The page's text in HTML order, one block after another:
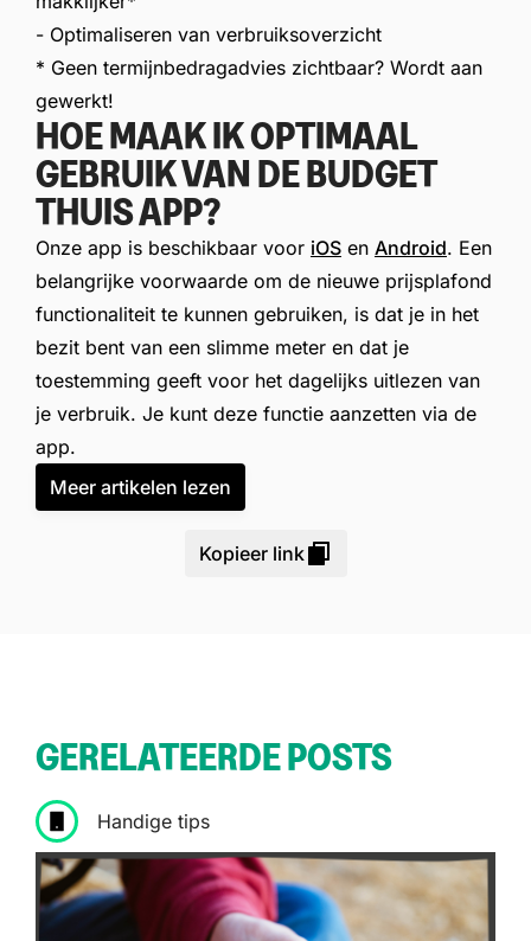
- Optimaliseren van verbruiksoverzicht
* Geen termijnbedragadvies zichtbaar? Wordt aan
gewerkt!
HOE MAAK IK OPTIMAAL
GEBRUIK VAN DE BUDGET
THUIS APP?
Onze app is beschikbaar voor iOS en Android. Een
belangrijke voorwaarde om de nieuwe prijsplafond
functionaliteit te kunnen gebruiken, is dat je in het
bezit bent van een slimme meter en dat je
toestemming geeft voor het dagelijks uitlezen van
je verbruik. Je kunt deze functie aanzetten via de
app.
Meer artikelen lezen
Kopieer link
GERELATEERDE POSTS
Handige tips